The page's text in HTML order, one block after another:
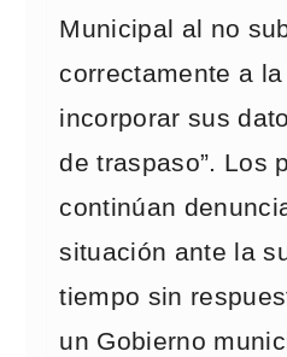
Municipal al no
correctamente a
incorporar sus
de traspaso”. Los
continúan
situación ante la
tiempo sin
un Gobierno